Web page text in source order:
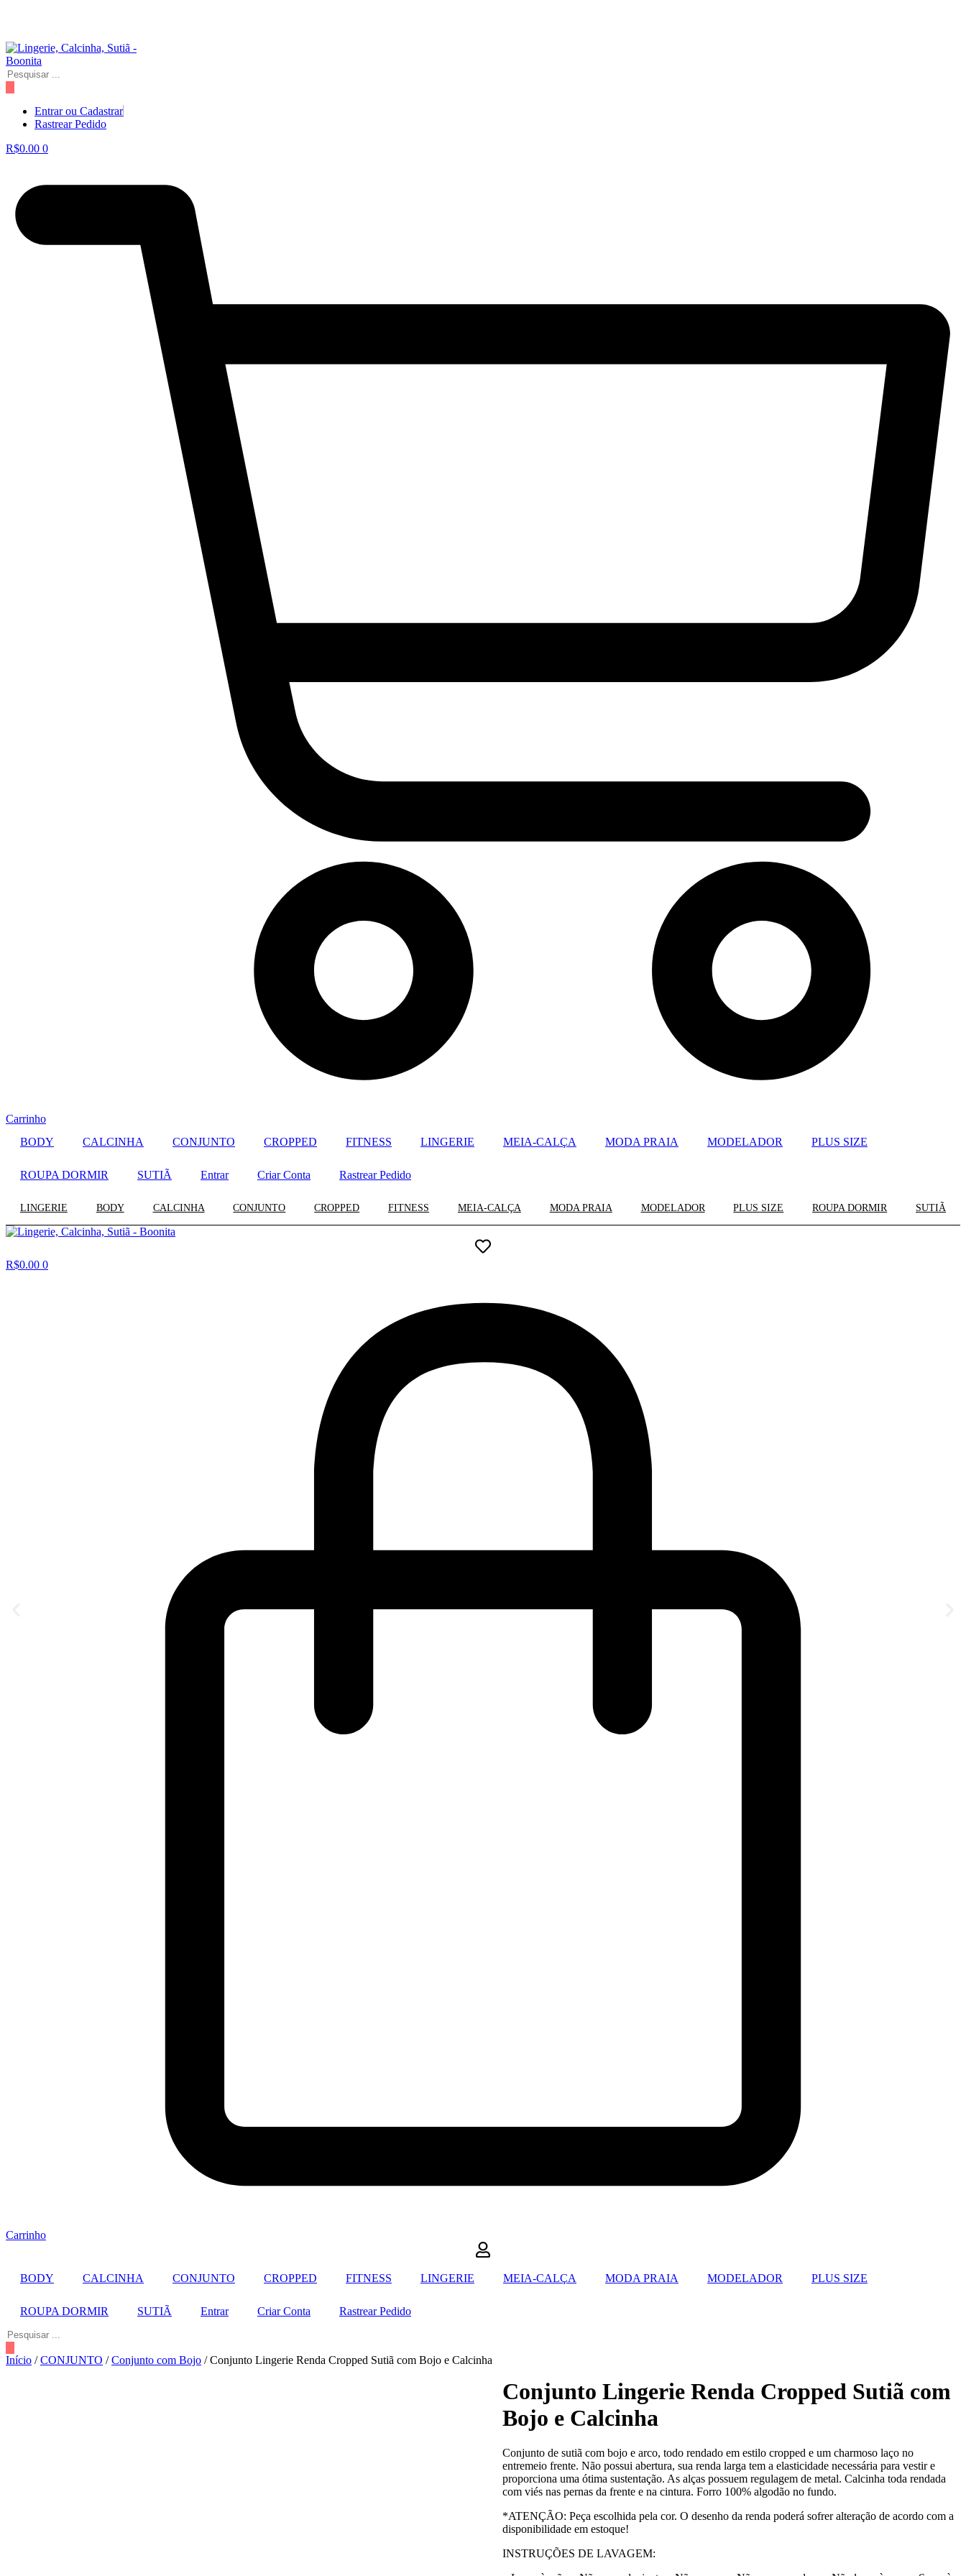
conteúdo
Pesquisar
Entrar ou Cadastrar
Rastrear Pedido
R$0.00 0
Carrinho
BODY
CALCINHA CONJUNTO CROPPED FITNESS LINGERIE MEIA-CALÇA MODA PRAIA MODELADOR PLUS SIZE
ROUPA DORMIR SUTIÃ Entrar Criar Conta Rastrear Pedido
LINGERIE BODY CALCINHA CONJUNTO CROPPED FITNESS MEIA-CALÇA MODA PRAIA MODELADOR PLUS SIZE ROUPA DORMIR SUTIÃ
R$0.00 0
Carrinho
BODY CALCINHA CONJUNTO CROPPED FITNESS LINGERIE MEIA-CALÇA MODA PRAIA MODELADOR PLUS SIZE
ROUPA DORMIR SUTIÃ Entrar Criar Conta
Rastrear Pedido
Pesquisar
Início /CONJUNTO /Conjunto com Bojo / Conjunto Lingerie Renda Cropped Sutiã com Bojo e Calcinha
Conjunto Lingerie Renda Cropped Sutiã com
Bojo e Calcinha
Conjunto de sutiã com bojo e arco, todo rendado em estilo cropped e um charmoso laço no
entremeio frente. Não possui abertura, sua renda larga tem a elasticidade necessária para vestir e
proporciona uma ótima sustentação. As alças possuem regulagem de metal. Calcinha toda rendada
com viés nas pernas da frente e na cintura. Forro 100% algodão no fundo.
*ATENÇÃO: Peça escolhida pela cor. O desenho da renda poderá sofrer alteração de acordo com a
disponibilidade em estoque!
INSTRUÇÕES DE LAVAGEM: